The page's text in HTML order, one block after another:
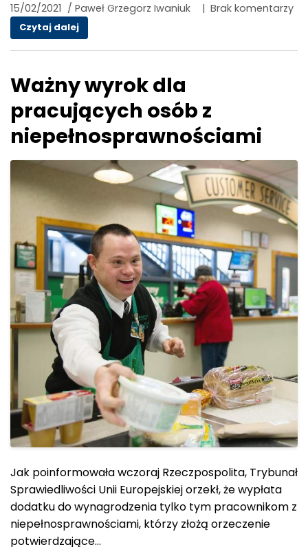
15/02/2021 / Paweł Grzegorz Iwaniuk | Brak komentarzy
Czytaj dalejEdukacja dla wszystkich? Czemu nie?
Ważny wyrok dla
pracujących osób z
niepełnosprawnościami
Jak poinformowała wczoraj Rzeczpospolita, Trybunał
Sprawiedliwości Unii Europejskiej orzekł, że wypłata
dodatku do wynagrodzenia tylko tym pracownikom z
niepełnosprawnościami, którzy złożą orzeczenie
potwierdzające…